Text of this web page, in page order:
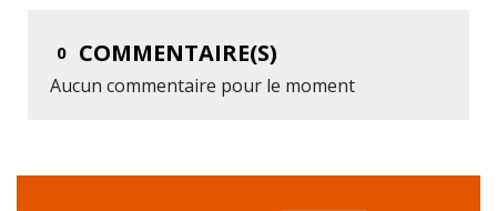
0 COMMENTAIRE(S)
Aucun commentaire pour le moment